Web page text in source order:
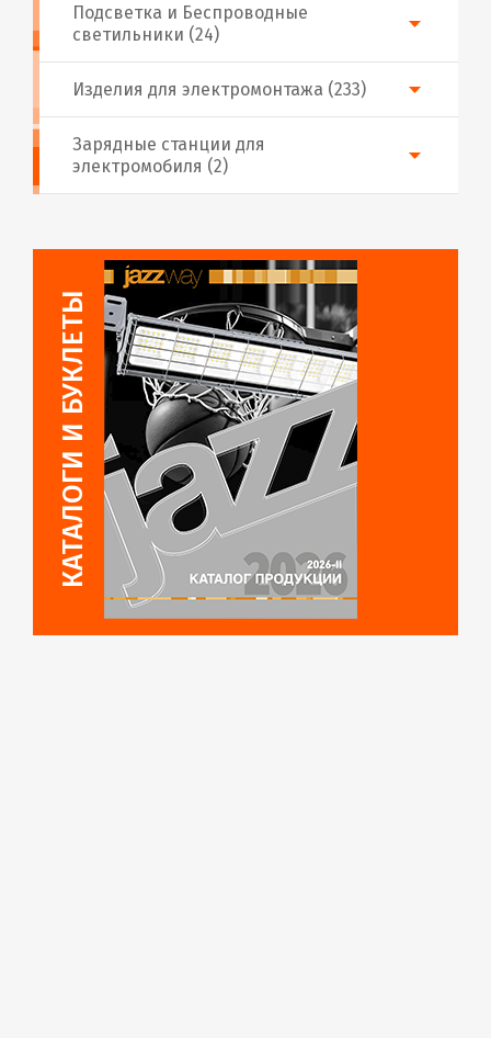
Подсветка и Беспроводные
светильники (24)
Изделия для электромонтажа (233)
Зарядные станции для
электромобиля (2)